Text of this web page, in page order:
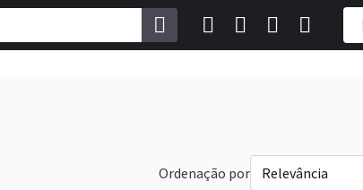
Ordenação por Relevância